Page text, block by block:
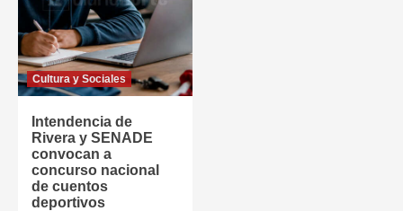
Cultura y Sociales
Intendencia de
Rivera y SENADE
convocan a
concurso nacional
de cuentos
deportivos